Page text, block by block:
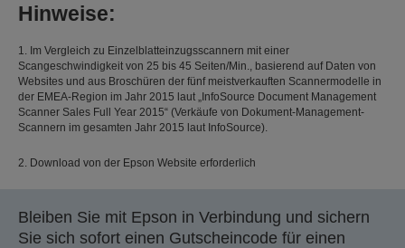
Hinweise:
1. Im Vergleich zu Einzelblatteinzugsscannern mit einer
Scangeschwindigkeit von 25 bis 45 Seiten/Min., basierend auf Daten von
Websites und aus Broschüren der fünf meistverkauften Scannermodelle in
der EMEA-Region im Jahr 2015 laut „InfoSource Document Management
Scanner Sales Full Year 2015“ (Verkäufe von Dokument-Management-
Scannern im gesamten Jahr 2015 laut InfoSource).
2. Download von der Epson Website erforderlich
Bleiben Sie mit Epson in Verbindung und sichern
Sie sich sofort einen Gutscheincode für einen